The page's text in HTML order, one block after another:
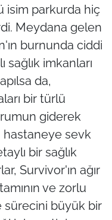
isim parkurda hiç
Meydana gelen
burnunda ciddi
sağlık imkanları
da,
bir türlü
giderek
hastaneye sevk
bir sağlık
Survivor'ın ağır
ve zorlu
sürecini büyük bir